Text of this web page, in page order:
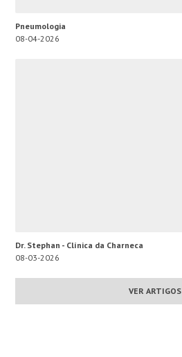
Pneumologia
08-04-2026
Dr. Stephan - Clínica da Charneca
08-03-2026
VER ARTIGOS